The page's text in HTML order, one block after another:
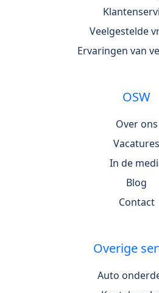
Veelgestelde
Ervaringen van
OSW
Over ons
Vacatures
In de
Blog
Contact
Overige
Auto